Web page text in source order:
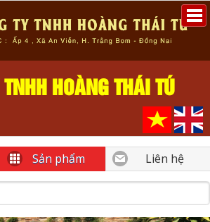
TNHH HOÀNG THÁI TÚ
Sản phẩm Liên hệ